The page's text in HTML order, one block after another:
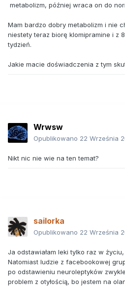
metabolizm, później wraca on do
Mam bardzo dobry metabolizm i nie
niestety teraz biorę klomipramine i z
tydzień.
Jakie macie doświadczenia z tym
Wrwsw
Opublikowano 22 Września
Nikt nic nie wie na ten temat?
sailorka
Opublikowano 22 Września
Ja odstawiałam leki tylko raz w
Natomiast ludzie z facebookowej
po odstawieniu neuroleptyków
problem z otyłością, bo jestem na